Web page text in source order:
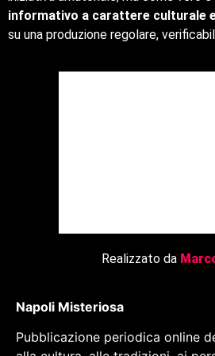
informativo a carattere culturale
su una produzione regolare,
Realizzato da
Napoli Misteriosa
Pubblicazione periodica online